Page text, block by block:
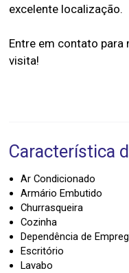
excelente localização.
Entre em contato
visita!
Característica
Ar Condicionado
Armário Embutido
Churrasqueira
Cozinha
Dependência de
Escritório
Lavabo